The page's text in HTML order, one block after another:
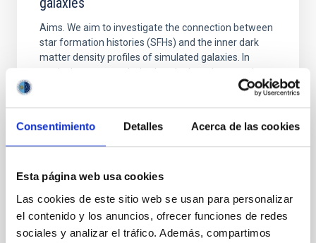
Consentimiento Detalles Acerca de las cookies
Esta página web usa cookies
Las cookies de este sitio web se usan para personalizar
el contenido y los anuncios, ofrecer funciones de redes
sociales y analizar el tráfico. Además, compartimos
Aims. We aim to investigate the connection between
star formation histories (SFHs) and the inner dark
matter density profiles of simulated galaxies. In
particular, we tested whether the burstiness and
temporal distribution of star formation influence the
Sarrato-Alós, J. et al.
BIBCODE 2026A&A...710A..95S